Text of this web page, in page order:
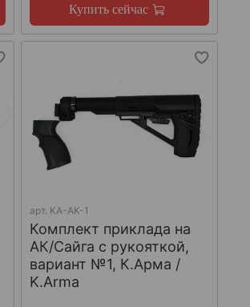
Купить сейчас
арт. KA-AK-1
Комплект приклада на
АК/Сайга с рукояткой,
вариант №1, К.Арма /
K.Arma